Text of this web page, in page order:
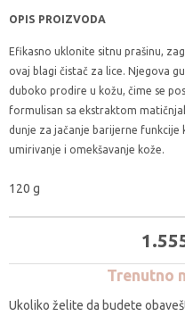
OPIS PROIZVODA
Efikasno uklonite sitnu prašinu,
ovaj blagi čistač za lice. Njegova
duboko prodire u kožu, čime se
formulisan sa ekstraktom
dunje za jačanje barijerne
umirivanje i omekšavanje kože.
120 g
Trenutno
Ukoliko želite da budete